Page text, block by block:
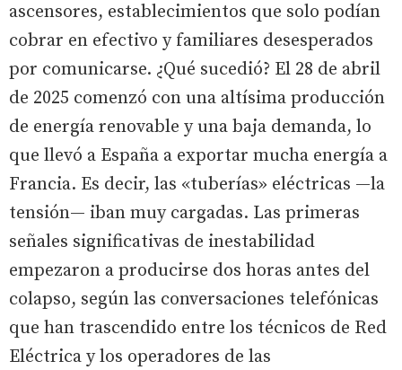
ascensores, establecimientos que solo podían
cobrar en efectivo y familiares desesperados
por comunicarse. ¿Qué sucedió? El 28 de abril
de 2025 comenzó con una altísima producción
de energía renovable y una baja demanda, lo
que llevó a España a exportar mucha energía a
Francia. Es decir, las «tuberías» eléctricas —la
tensión— iban muy cargadas. Las primeras
señales significativas de inestabilidad
empezaron a producirse dos horas antes del
colapso, según las conversaciones telefónicas
que han trascendido entre los técnicos de Red
Eléctrica y los operadores de las